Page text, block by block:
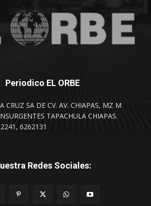
Periodico EL ORBE
CRUZ SA DE CV. AV. CHIAPAS, MZ M
TAPACHULA CHIAPAS.
6262131
Redes Sociales: